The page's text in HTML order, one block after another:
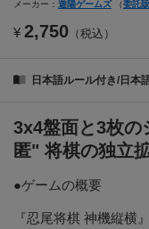
メーカー： 遊陽ゲームズ（委託
¥ 2,750 （税込）
日本語ルール付き/日本
3x4盤面と3枚の
匿" 将棋の独立
●ゲームの概要
『忍尾将棋 神機縦横